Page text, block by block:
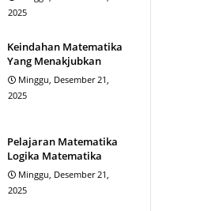
2025
Keindahan Matematika
Yang Menakjubkan
Minggu, Desember 21,
2025
Pelajaran Matematika
Logika Matematika
Minggu, Desember 21,
2025